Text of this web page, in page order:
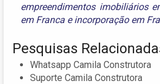
empreendimentos imobiliários
em Franca eincorporação em
Pesquisas
Whatsapp Camila Construtora
Suporte Camila Construtora